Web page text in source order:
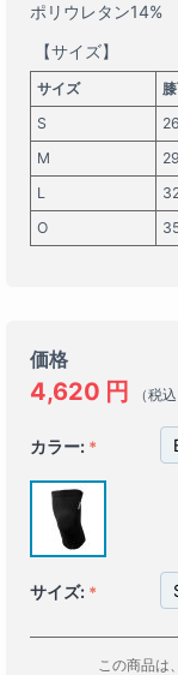
ポリウレタン14%
【サイズ】
サイズ
S
M
L
O
価格
4,620 円 （税込
カラー:
サイズ:
この商品は、